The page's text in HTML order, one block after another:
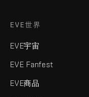
EVE世界
EVE宇宙
EVE Fanfest
EVE商品